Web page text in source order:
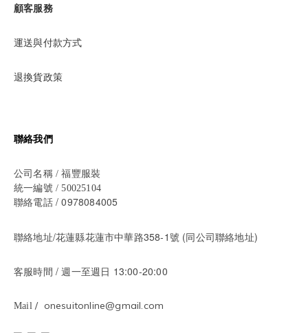
顧客服務
運送與付款方式
退換貨政策
聯絡我們
公司名稱 / 福豐服裝
統一編號 / 50025104
聯絡電話/ 0978084005
聯絡地址/花蓮縣花蓮市中華路358-1號 (同公司聯絡地址)
客服時間 / 週一至週日 13:00-20:00
Mail/ onesuitonline@gmail.com